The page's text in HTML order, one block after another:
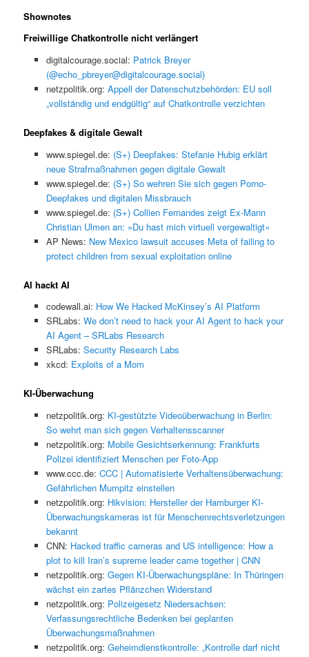
Shownotes
Freiwillige Chatkontrolle nicht verlängert
digitalcourage.social: Patrick Breyer
(@echo_pbreyer@digitalcourage.social)
netzpolitik.org: Appell der Datenschutzbehörden: EU soll
„vollständig und endgültig“ auf Chatkontrolle verzichten
Deepfakes & digitale Gewalt
www.spiegel.de: (S+) Deepfakes: Stefanie Hubig erklärt
neue Strafmaßnahmen gegen digitale Gewalt
www.spiegel.de: (S+) So wehren Sie sich gegen Porno-
Deepfakes und digitalen Missbrauch
www.spiegel.de: (S+) Collien Fernandes zeigt Ex-Mann
Christian Ulmen an: »Du hast mich virtuell vergewaltigt«
AP News: New Mexico lawsuit accuses Meta of failing to
protect children from sexual exploitation online
AI hackt AI
codewall.ai: How We Hacked McKinsey’s AI Platform
SRLabs: We don’t need to hack your AI Agent to hack your
AI Agent – SRLabs Research
SRLabs: Security Research Labs
xkcd: Exploits of a Mom
KI-Überwachung
netzpolitik.org: KI-gestützte Videoüberwachung in Berlin:
So wehrt man sich gegen Verhaltensscanner
netzpolitik.org: Mobile Gesichtserkennung: Frankfurts
Polizei identifiziert Menschen per Foto-App
www.ccc.de: CCC | Automatisierte Verhaltensüberwachung:
Gefährlichen Mumpitz einstellen
netzpolitik.org: Hikvision: Hersteller der Hamburger KI-
Überwachungskameras ist für Menschenrechtsverletzungen
bekannt
CNN: Hacked traffic cameras and US intelligence: How a
plot to kill Iran’s supreme leader came together | CNN
netzpolitik.org: Gegen KI-Überwachungspläne: In Thüringen
wächst ein zartes Pflänzchen Widerstand
netzpolitik.org: Polizeigesetz Niedersachsen:
Verfassungsrechtliche Bedenken bei geplanten
Überwachungsmaßnahmen
netzpolitik.org: Geheimdienstkontrolle: „Kontrolle darf nicht